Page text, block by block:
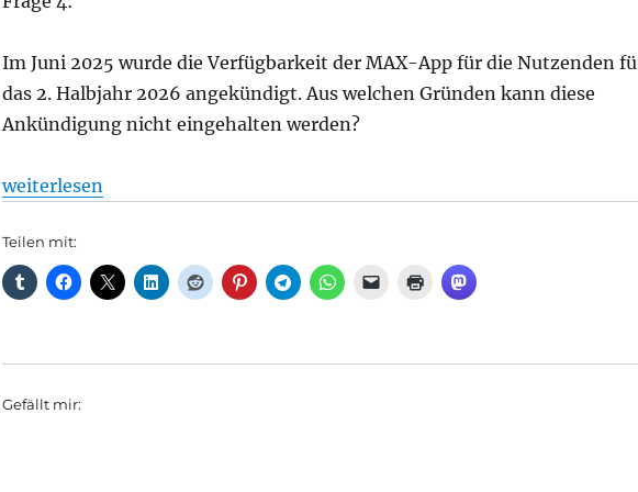
Im Juni 2025 wurde die Verfügbarkeit der MAX-App für die Nutzenden
das 2. Halbjahr 2026 angekündigt. Aus welchen Gründen kann diese
Ankündigung nicht eingehalten werden?
„MAX: Wo bleibt die neue Mobilitätsplattform?, aus Senat“
weiterlesen
Teilen mit:
Gefällt mir: